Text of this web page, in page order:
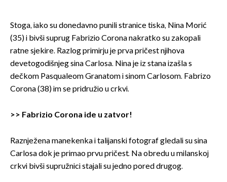
Stoga, iako su donedavno punili stranice tiska, Nina Morić
(35) i bivši suprug Fabrizio Corona nakratko su zakopali
ratne sjekire. Razlog primirju je prva pričest njihova
devetogodišnjeg sina Carlosa. Nina je iz stana izašla s
dečkom Pasqualeom Granatom i sinom Carlosom. Fabrizo
Corona (38) im se pridružio u crkvi.
>> Fabrizio Corona ide u zatvor!
Raznježena manekenka i talijanski fotograf gledali su sina
Carlosa dok je primao prvu pričest. Na obredu u milanskoj
crkvi bivši supružnici stajali su jedno pored drugog.